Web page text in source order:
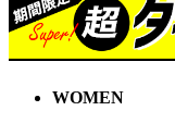
WOMEN